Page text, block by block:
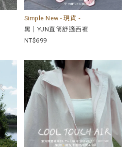
Simple New - 現貨 -
黑｜YUN直筒舒適西褲
699